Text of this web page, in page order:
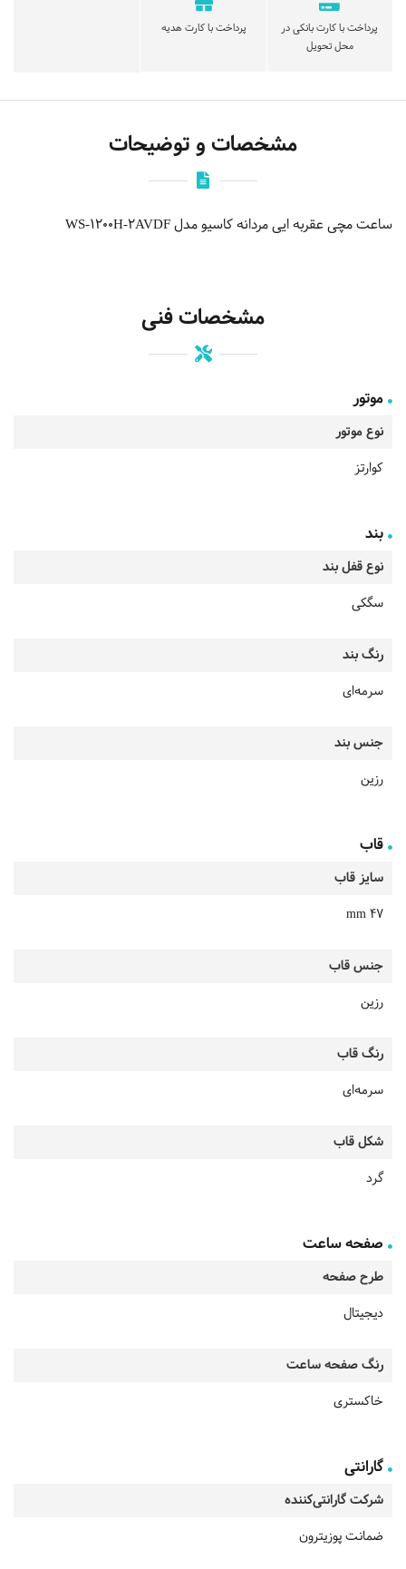
پرداخت با کارت بانکی در
محل تحویل
پرداخت با کارت هدیه
مشخصات و توضیحات
ساعت مچی عقربه ایی مردانه کاسیو مدل WS-1200H-2AVDF
مشخصات فنی
موتور
نوع موتور
کوارتز
بند
نوع قفل بند
سگکی
رنگ بند
سرمه‌ای
جنس بند
رزین
قاب
سایز قاب
47 mm
جنس قاب
رزین
رنگ قاب
سرمه‌ای
شکل قاب
گرد
صفحه ساعت
طرح صفحه
دیجیتال
رنگ صفحه ساعت
خاکستری
گارانتی
شرکت گارانتی‌کننده
ضمانت پوزیترون